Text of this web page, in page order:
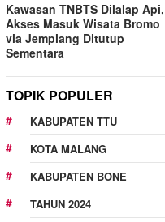
Kawasan TNBTS Dilalap Api,
Akses Masuk Wisata Bromo
via Jemplang Ditutup
Sementara
TOPIK POPULER
KABUPATEN TTU
KOTA MALANG
KABUPATEN BONE
TAHUN 2024